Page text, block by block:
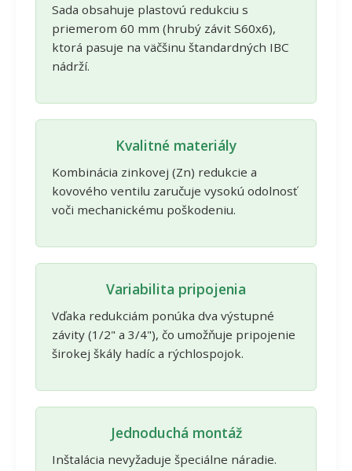
Sada obsahuje plastovú redukciu s
priemerom 60 mm (hrubý závit S60x6),
ktorá pasuje na väčšinu štandardných IBC
nádrží.
Kvalitné materiály
Kombinácia zinkovej (Zn) redukcie a
kovového ventilu zaručuje vysokú odolnosť
voči mechanickému poškodeniu.
Variabilita pripojenia
Vďaka redukciám ponúka dva výstupné
závity (1/2" a 3/4"), čo umožňuje pripojenie
širokej škály hadíc a rýchlospojok.
Jednoduchá montáž
Inštalácia nevyžaduje špeciálne náradie.